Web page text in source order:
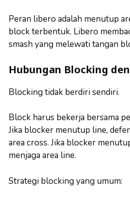
Peran libero adalah menutup
block terbentuk. Libero
smash yang melewati tangan
Hubungan Blocking
Blocking tidak berdiri sendiri.
Block harus bekerja bersama
Jika blocker menutup line,
area cross. Jika blocker
menjaga area line.
Strategi blocking yang umum: